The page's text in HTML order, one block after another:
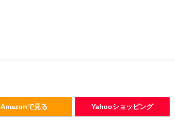
Amazonで見る Yahooショッピング